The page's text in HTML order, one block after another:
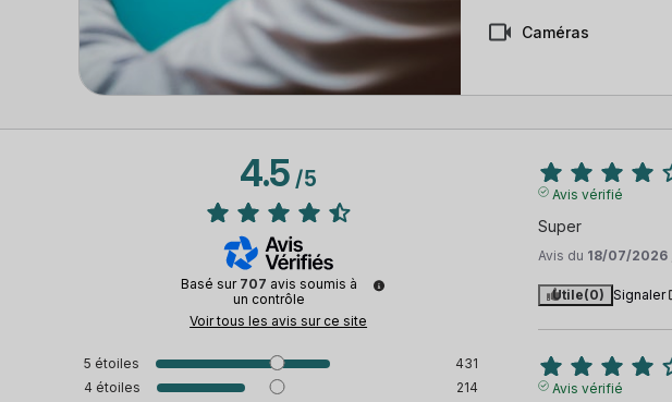
Caméras
4.5/5
Basé sur 707 avis soumis à
un contrôle
Voir tous les avis sur ce site
5 étoiles
431
4 étoiles
214
Avis vérifié
Super
Avis du 18/07/2026
Utile(0) Signaler
Avis vérifié